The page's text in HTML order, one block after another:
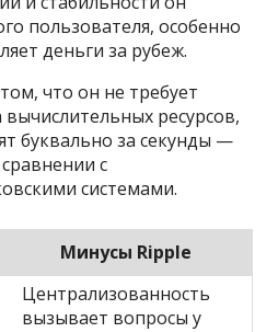
пользователя, особенно
деньги за рубеж.
что он не требует
ресурсов,
буквально за секунды —
с
системами.
Минусы Ripple
Централизованность
вызывает вопросы у